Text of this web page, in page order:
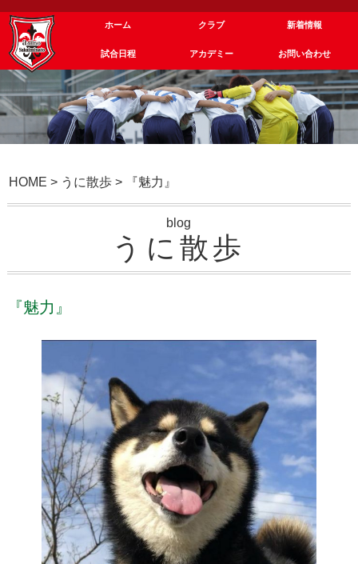
ホーム クラブ 新着情報
試合日程 アカデミー お問い合わせ
HOME > うに散歩 > 『魅力』
blog
うに散歩
『魅力』